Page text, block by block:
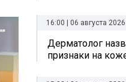
16:00 | 06 августа 2026
Дерматолог
признаки на